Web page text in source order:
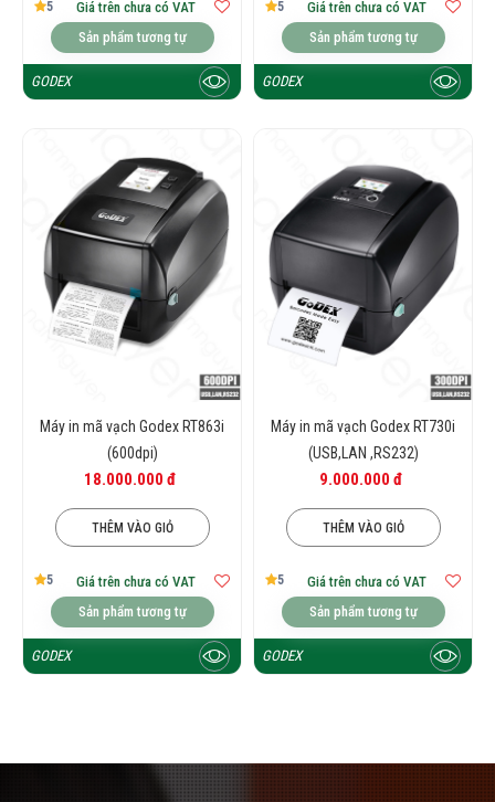
5
Giá trên chưa có VAT
Sản phẩm tương tự
GODEX
5
Giá trên chưa có VAT
Sản phẩm tương tự
GODEX
Máy in mã vạch Godex RT863i
(600dpi)
18.000.000 đ
THÊM VÀO GIỎ
5
Giá trên chưa có VAT
Sản phẩm tương tự
GODEX
Máy in mã vạch Godex RT730i
(USB,LAN ,RS232)
9.000.000 đ
THÊM VÀO GIỎ
5
Giá trên chưa có VAT
Sản phẩm tương tự
GODEX